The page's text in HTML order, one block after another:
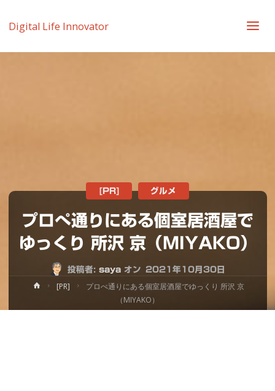
Digital Life Innovator
プロぺ通りにある個室居酒屋で
ゆっくり 所沢 京（MIYAKO）
投稿者: saya オン 2021年10月30日
[PR] グルメ
ホ
ム
[PR]
プロぺ通りにある個室居酒屋でゆっくり 所沢 京
（MIYAKO）